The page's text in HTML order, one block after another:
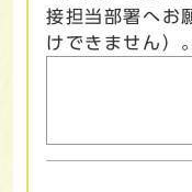
接担当部署へお
けできません）。